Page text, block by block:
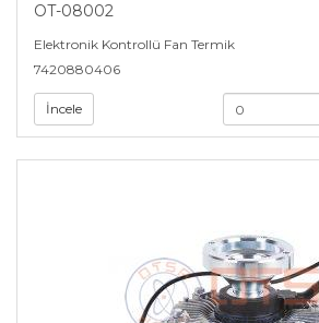
OT-08002
Elektronik Kontrollü Fan Termik
7420880406
İncele